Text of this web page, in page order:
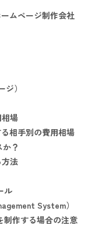
ムページ制作会社
）
場
相手別の費用相場
？
法
ル
System）
作する場合の注意